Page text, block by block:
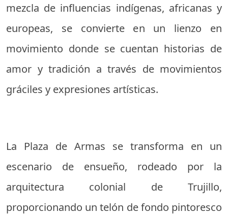
mezcla de influencias indígenas, africanas y
europeas, se convierte en un lienzo en
movimiento donde se cuentan historias de
amor y tradición a través de movimientos
gráciles y expresiones artísticas.
La Plaza de Armas se transforma en un
escenario de ensueño, rodeado por la
arquitectura colonial de Trujillo,
proporcionando un telón de fondo pintoresco